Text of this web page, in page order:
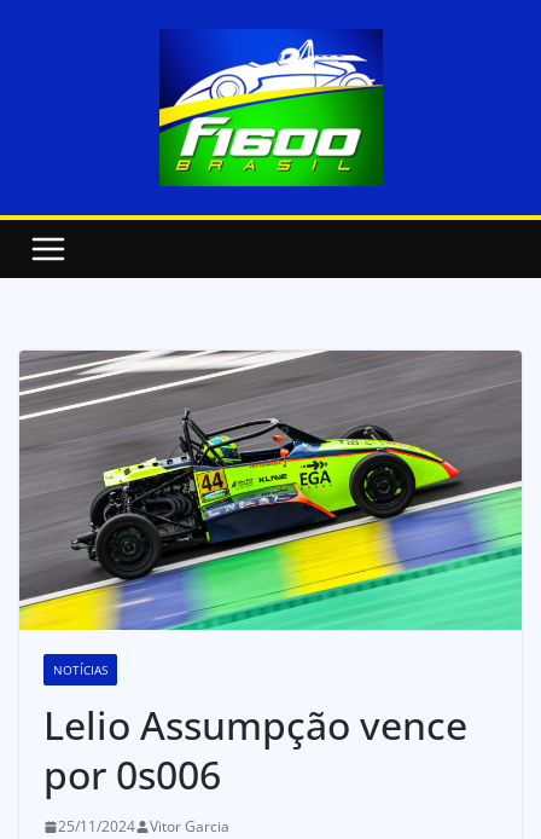
NOTÍCIAS
Lelio Assumpção vence
por 0s006
25/11/2024 Vitor Garcia